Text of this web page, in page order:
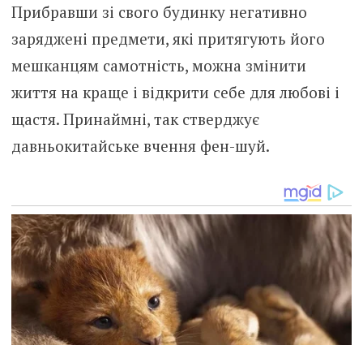
Прибравши зі свого будинку негативно
заряджені предмети, які притягують його
мешканцям самотність, можна змінити
життя на краще і відкрити себе для любові і
щастя. Принаймні, так стверджує
давньокитайське вчення фен-шуй.